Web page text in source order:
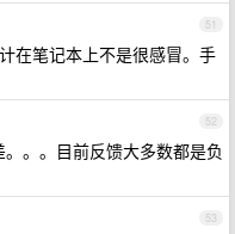
51
在笔记本上不是很感冒。手
52
。。目前反馈大多数都是负
53